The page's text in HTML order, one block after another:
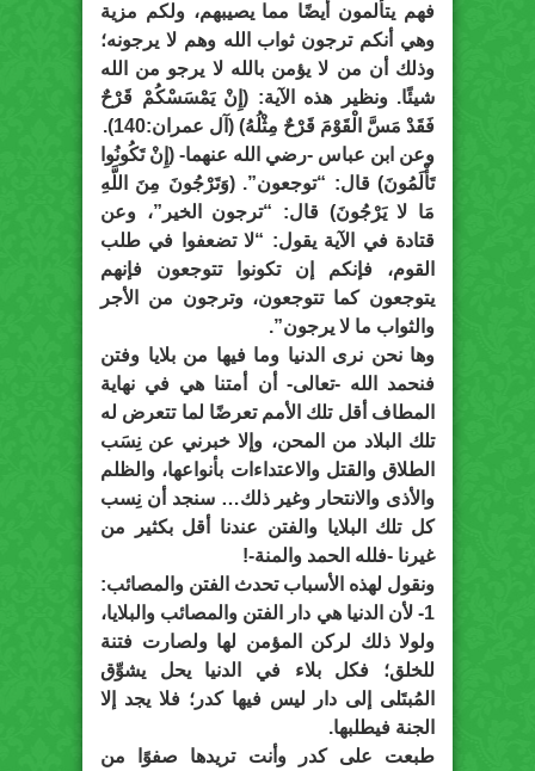
فهم يتألمون أيضًا مما يصيبهم، ولكم مزية
وهي أنكم ترجون ثواب الله وهم لا يرجونه؛
وذلك أن من لا يؤمن بالله لا يرجو من الله
شيئًا. ونظير هذه الآية: (إِنْ يَمْسَسْكُمْ قَرْحٌ
فَقَدْ مَسَّ الْقَوْمَ قَرْحٌ مِثْلُهُ) (آل عمران:140).
وعن ابن عباس -رضي الله عنهما- (إِنْ تَكُونُوا
تَأْلَمُونَ) قال: “توجعون”. (وَتَرْجُونَ مِنَ اللَّهِ
مَا لا يَرْجُونَ) قال: “ترجون الخير”، وعن
قتادة في الآية يقول: “لا تضعفوا في طلب
القوم، فإنكم إن تكونوا تتوجعون فإنهم
يتوجعون كما تتوجعون، وترجون من الأجر
والثواب ما لا يرجون”.
وها نحن نرى الدنيا وما فيها من بلايا وفتن
فنحمد الله -تعالى- أن أمتنا هي في نهاية
المطاف أقل تلك الأمم تعرضًا لما تتعرض له
تلك البلاد من المحن، وإلا خبرني عن نِسَب
الطلاق والقتل والاعتداءات بأنواعها، والظلم
والأذى والانتحار وغير ذلك… سنجد أن نِسب
كل تلك البلايا والفتن عندنا أقل بكثير من
غيرنا -فلله الحمد والمنة-!
ونقول لهذه الأسباب تحدث الفتن والمصائب:
1- لأن الدنيا هي دار الفتن والمصائب والبلايا،
ولولا ذلك لركن المؤمن لها ولصارت فتنة
للخلق؛ فكل بلاء في الدنيا يحل يشوِّق
المُبتَلى إلى دار ليس فيها كدر؛ فلا يجد إلا
الجنة فيطلبها.
طبعت على كدر وأنت تريدها صفوًا من